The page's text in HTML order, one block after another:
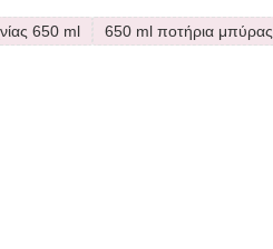
650 ml 650 ml ποτήρια μπύρας